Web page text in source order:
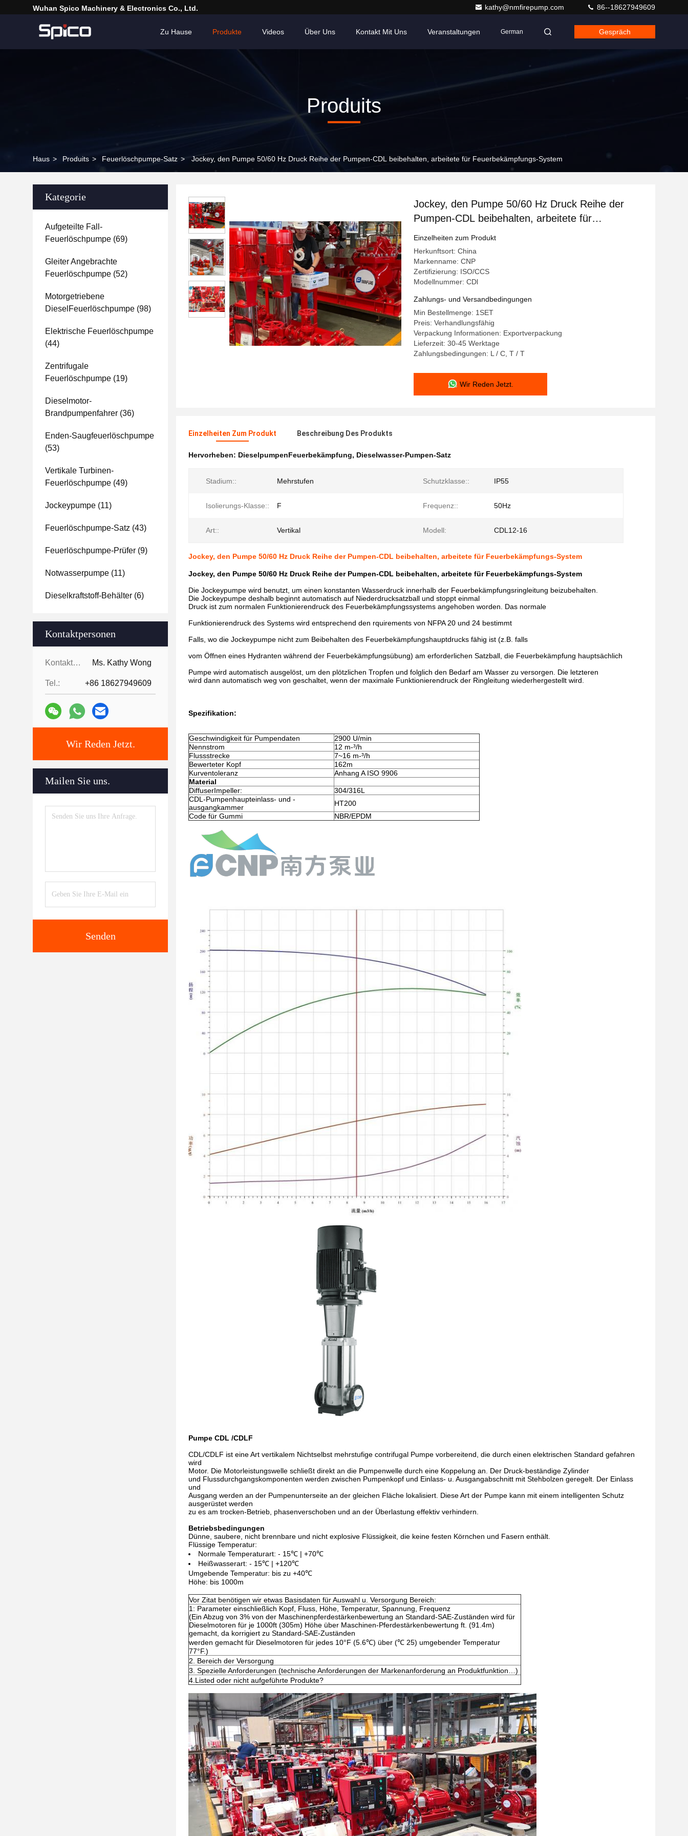
Wuhan Spico Machinery & Electronics Co., Ltd. kathy@nmfirepump.com 86--18627949609
Zu Hause Produkte Videos Über Uns Kontakt Mit Uns Veranstaltungen German Gespräch
Produits
Haus > Produits > Feuerlöschpumpe-Satz > Jockey, den Pumpe 50/60 Hz Druck Reihe der Pumpen-CDL beibehalten, arbeitete für Feuerbekämpfungs-System
Kategorie
Aufgeteilte Fall-
Feuerlöschpumpe (69)
Gleiter Angebrachte
Feuerlöschpumpe (52)
Motorgetriebene
DieselFeuerlöschpumpe (98)
Elektrische Feuerlöschpumpe
(44)
Zentrifugale
Feuerlöschpumpe (19)
Dieselmotor-
Brandpumpenfahrer (36)
Enden-Saugfeuerlöschpumpe
(53)
Vertikale Turbinen-
Feuerlöschpumpe (49)
Jockeypumpe (11)
Feuerlöschpumpe-Satz (43)
Feuerlöschpumpe-Prüfer (9)
Notwasserpumpe (11)
Dieselkraftstoff-Behälter (6)
Kontaktpersonen
Kontaktpersonen: Ms. Kathy Wong
Tel.: +86 18627949609
Wir Reden Jetzt.
Mailen Sie uns.
Senden
Jockey, den Pumpe 50/60 Hz Druck Reihe der
Pumpen-CDL beibehalten, arbeitete für
Feuerbekämpfungs-System
Einzelheiten zum Produkt
Herkunftsort: China
Markenname: CNP
Zertifizierung: ISO/CCS
Modellnummer: CDl
Zahlungs- und Versandbedingungen
Min Bestellmenge: 1SET
Preis: Verhandlungsfähig
Verpackung Informationen: Exportverpackung
Lieferzeit: 30-45 Werktage
Zahlungsbedingungen: L / C, T / T
Wir Reden Jetzt.
Einzelheiten Zum Produkt Beschreibung Des Produkts
Hervorheben: DieselpumpenFeuerbekämpfung, Dieselwasser-Pumpen-Satz
Stadium:: Mehrstufen Schutzklasse:: IP55
Isolierungs-Klasse:: F Frequenz:: 50Hz
Art:: Vertikal Modell: CDL12-16
Jockey, den Pumpe 50/60 Hz Druck Reihe der Pumpen-CDL beibehalten, arbeitete für Feuerbekämpfungs-System
Jockey, den Pumpe 50/60 Hz Druck Reihe der Pumpen-CDL beibehalten, arbeitete für Feuerbekämpfungs-System
Die Jockeypumpe wird benutzt, um einen konstanten Wasserdruck innerhalb der Feuerbekämpfungsringleitung beizubehalten.
Die Jockeypumpe deshalb beginnt automatisch auf Niederdrucksatzball und stoppt einmal
Druck ist zum normalen Funktionierendruck des Feuerbekämpfungssystems angehoben worden. Das normale
Funktionierendruck des Systems wird entsprechend den rquirements von NFPA 20 und 24 bestimmt
Falls, wo die Jockeypumpe nicht zum Beibehalten des Feuerbekämpfungshauptdrucks fähig ist (z.B. falls
vom Öffnen eines Hydranten während der Feuerbekämpfungsübung) am erforderlichen Satzball, die Feuerbekämpfung hauptsächlich
Pumpe wird automatisch ausgelöst, um den plötzlichen Tropfen und folglich den Bedarf am Wasser zu versorgen. Die letzteren
wird dann automatisch weg von geschaltet, wenn der maximale Funktionierendruck der Ringleitung wiederhergestellt wird.
Spezifikation:
Geschwindigkeit für Pumpendaten
2900 U/min
Nennstrom
12 m-³/h
Flussstrecke
7~16 m-³/h
Bewerteter Kopf
162m
Kurventoleranz
Anhang A ISO 9906
Material
DiffuserImpeller:
304/316L
CDL-Pumpenhaupteinlass- und -
ausgangkammer
HT200
Code für Gummi
NBR/EPDM
Pumpe CDL /CDLF
CDL/CDLF ist eine Art vertikalem Nichtselbst mehrstufige contrifugal Pumpe vorbereitend, die durch einen elektrischen Standard gefahren
wird
Motor. Die Motorleistungswelle schließt direkt an die Pumpenwelle durch eine Koppelung an. Der Druck-beständige Zylinder
und Flussdurchgangskomponenten werden zwischen Pumpenkopf und Einlass- u. Ausgangabschnitt mit Stehbolzen geregelt. Der Einlass
und
Ausgang werden an der Pumpenunterseite an der gleichen Fläche lokalisiert. Diese Art der Pumpe kann mit einem intelligenten Schutz
ausgerüstet werden
zu es am trocken-Betrieb, phasenverschoben und an der Überlastung effektiv verhindern.
Betriebsbedingungen
Dünne, saubere, nicht brennbare und nicht explosive Flüssigkeit, die keine festen Körnchen und Fasern enthält.
Flüssige Temperatur:
Normale Temperaturart: - 15℃ | +70℃
Heißwasserart: - 15℃ | +120℃
Umgebende Temperatur: bis zu +40℃
Höhe: bis 1000m
Vor Zitat benötigen wir etwas Basisdaten für Auswahl u. Versorgung Bereich:
1: Parameter einschließlich Kopf, Fluss, Höhe, Temperatur, Spannung, Frequenz
(Ein Abzug von 3% von der Maschinenpferdestärkenbewertung an Standard-SAE-Zuständen wird für
Dieselmotoren für je 1000ft (305m) Höhe über Maschinen-Pferdestärkenbewertung ft. (91.4m)
gemacht, da korrigiert zu Standard-SAE-Zuständen
werden gemacht für Dieselmotoren für jedes 10°F (5.6℃) über (℃ 25) umgebender Temperatur
77°F.)
2. Bereich der Versorgung
3. Spezielle Anforderungen (technische Anforderungen der Markenanforderung an Produktfunktion…)
4.Listed oder nicht aufgeführte Produkte?